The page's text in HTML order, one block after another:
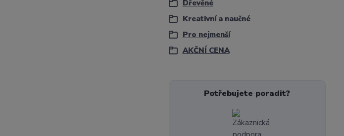
Dřevěné
Kreativní a naučné
Pro nejmenší
AKČNÍ CENA
Potřebujete poradit?